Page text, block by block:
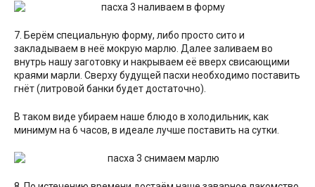
7. Берём специальную форму, либо просто сито и
закладываем в неё мокрую марлю. Далее заливаем во
внутрь нашу заготовку и накрываем её вверх свисающими
краями марли. Сверху будущей пасхи необходимо поставить
гнёт (литровой банки будет достаточно).
В таком виде убираем наше блюдо в холодильник, как
минимум на 6 часов, в идеале лучше поставить на сутки.